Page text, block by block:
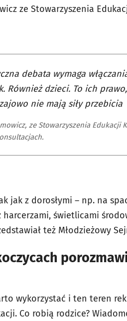
ze Stowarzyszenia
debata wymaga
Również dzieci. To ich
nie mają siły przebicia
ze Stowarzyszenia
jak z dorosłymi – np. na
harcerzami, świetlicami
też Młodzieżowy
wykorzystać i ten teren
Co robią rodzice?